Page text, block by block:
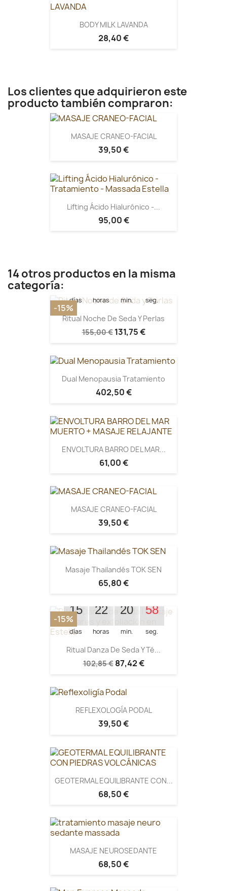
BODY MILK LAVANDA
28,40 €
Los clientes que adquirieron este
producto también compraron:
MASAJE CRANEO-FACIAL
39,50 €
Lifting Ácido Hialurónico -...
95,00 €
14 otros productos en la misma
categoría: 15
días
22
horas
22
min.
28
seg.
Ritual Noche De Seda Y Perlas
155,00 € 131,75 €
-15%
Dual Menopausia Tratamiento
402,50 €
ENVOLTURA BARRO DEL MAR...
61,00 €
MASAJE CRANEO-FACIAL
39,50 €
Masaje Thailandés TOK SEN
65,80 €
Quedan:
15
días
22
horas
20
min.
58
seg.
Ritual Danza De Seda Y Té...
102,85 € 87,42 €
-15%
REFLEXOLOGÍA PODAL
39,50 €
GEOTERMAL EQUILIBRANTE CON...
68,50 €
MASAJE NEUROSEDANTE
68,50 €